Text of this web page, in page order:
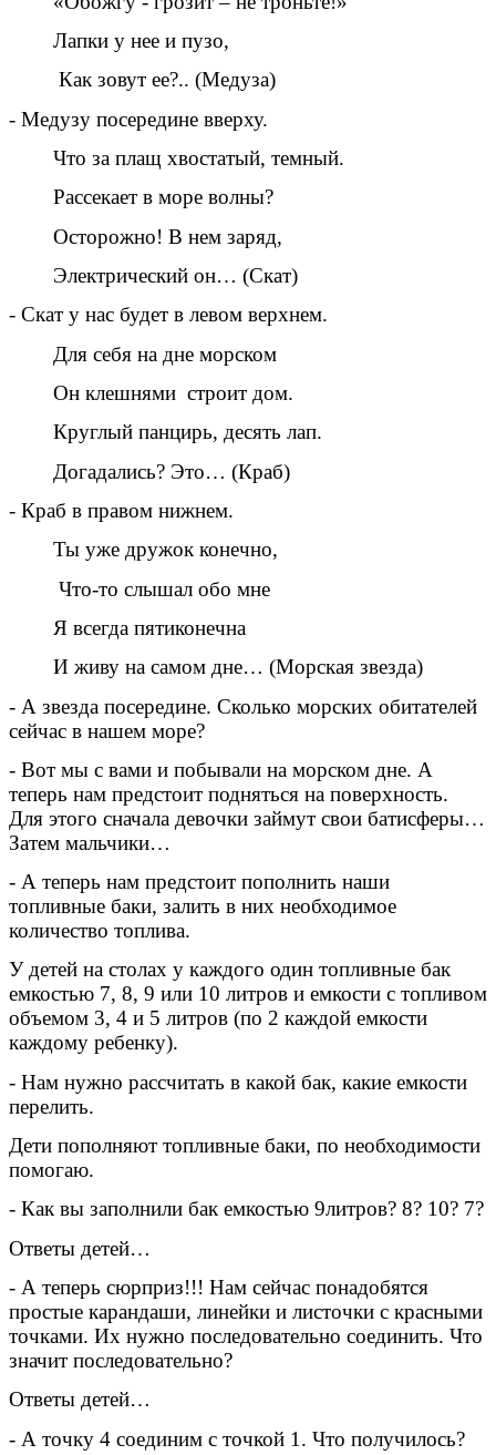
Лапки у нее и пузо,
Как зовут ее?.. (Медуза)
- Медузу посередине вверху.
Что за плащ хвостатый, темный.
Рассекает в море волны?
Осторожно! В нем заряд,
Электрический он… (Скат)
- Скат у нас будет в левом верхнем.
Для себя на дне морском
Он клешнями строит дом.
Круглый панцирь, десять лап.
Догадались? Это… (Краб)
- Краб в правом нижнем.
Ты уже дружок конечно,
Что-то слышал обо мне
Я всегда пятиконечна
И живу на самом дне… (Морская звезда)
- А звезда посередине. Сколько морских обитателей
сейчас в нашем море?
- Вот мы с вами и побывали на морском дне. А
теперь нам предстоит подняться на поверхность.
Для этого сначала девочки займут свои батисферы…
Затем мальчики…
- А теперь нам предстоит пополнить наши
топливные баки, залить в них необходимое
количество топлива.
У детей на столах у каждого один топливные бак
емкостью 7, 8, 9 или 10 литров и емкости с топливом
объемом 3, 4 и 5 литров (по 2 каждой емкости
каждому ребенку).
- Нам нужно рассчитать в какой бак, какие емкости
перелить.
Дети пополняют топливные баки, по необходимости
помогаю.
- Как вы заполнили бак емкостью 9литров? 8? 10? 7?
Ответы детей…
- А теперь сюрприз!!! Нам сейчас понадобятся
простые карандаши, линейки и листочки с красными
точками. Их нужно последовательно соединить. Что
значит последовательно?
Ответы детей…
- А точку 4 соединим с точкой 1. Что получилось?